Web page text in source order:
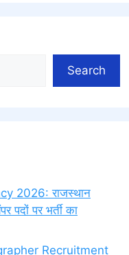
Search
2026: राजस्थान
पदों पर भर्ती का
Recruitment